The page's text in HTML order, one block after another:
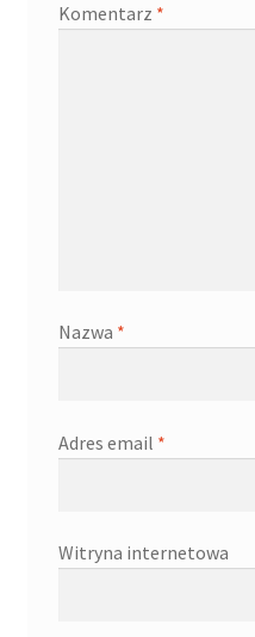
Komentarz *
Nazwa *
Adres email *
Witryna internetowa